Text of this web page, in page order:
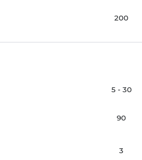
200
5 - 30
90
3